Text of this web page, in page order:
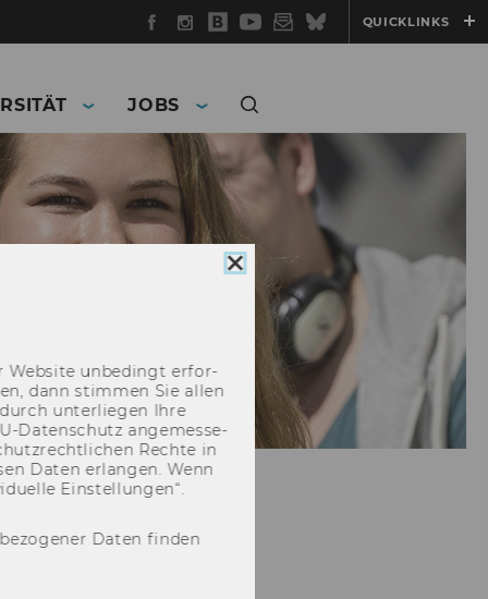
Facebook
Instagram
WU
Blog
YouTube
Newsletter
BlueskyQUICKLINKS
JOBS
Cookie
Consent
schließen
Web­site un­be­dingt er­for­
dann stim­men Sie allen
un­ter­lie­gen Ihre
​Datenschutz an­ge­mes­se­
Rech­te in
Daten er­lan­gen. Wenn
Ein­stel­lun­gen“.
Daten finden